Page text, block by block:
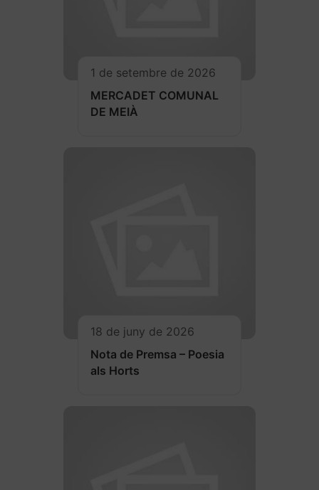
1 de setembre de 2026
MERCADET COMUNAL
DE MEIÀ
18 de juny de 2026
Nota de Premsa – Poesia
als Horts